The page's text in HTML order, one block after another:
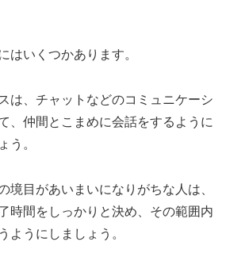
はいくつかあります。
は、チャットなどのコミュニケーシ
、仲間とこまめに会話をするように
う。
境目があいまいになりがちな人は、
時間をしっかりと決め、その範囲内
ようにしましょう。